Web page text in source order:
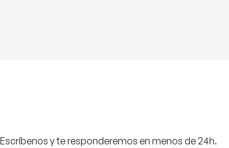
y te responderemos en menos de 24h.